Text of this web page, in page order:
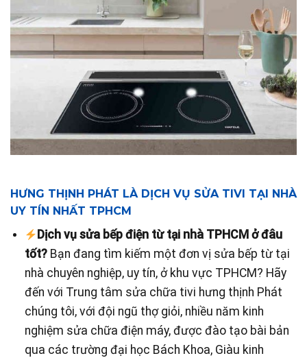
HƯNG THỊNH PHÁT LÀ DỊCH VỤ SỬA TIVI TẠI NHÀ
UY TÍN NHẤT TPHCM
Dịch vụ sửa bếp điện từ tại nhà TPHCM ở đâu
tốt?Bạn đang tìm kiếm một đơn vị sửa bếp từ tại
nhà chuyên nghiệp, uy tín, ở khu vực TPHCM? Hãy
đến với Trung tâm sửa chữa tivi hưng thịnh Phát
chúng tôi, với đội ngũ thợ giỏi, nhiều năm kinh
nghiệm sửa chữa điện máy, được đào tạo bài bản
qua các trường đại học Bách Khoa, Giàu kinh